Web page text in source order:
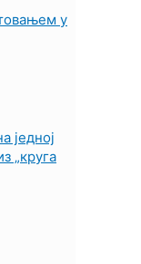
у
једној
„круга